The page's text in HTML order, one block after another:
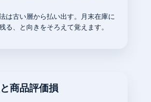
は古い層から払い出す。月末在庫に
る、と向きをそろえて覚えます。
商品評価損